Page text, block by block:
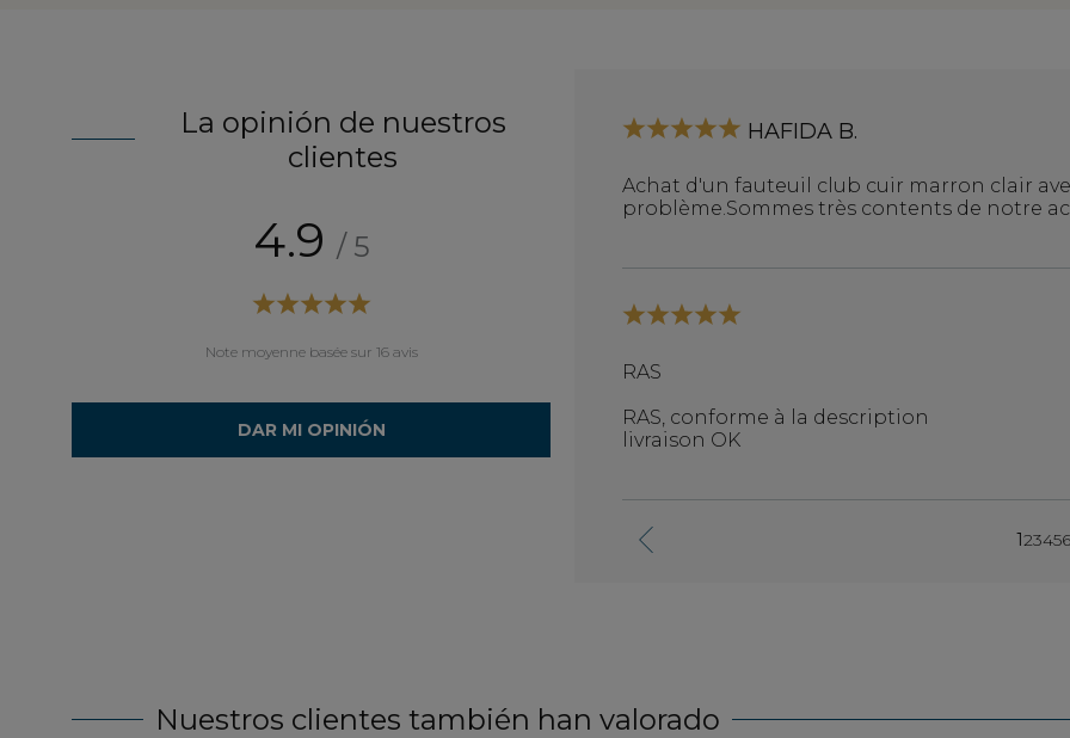
La opinión de nuestros
clientes
4.9 / 5
Note moyenne basée sur 16 avis
DAR MI OPINIÓN
mon salon. c'est réussi.
HAFIDA B.
Achat d'un fauteuil club cuir marron clair
problème.Sommes très contents de notre
RAS
RAS, conforme à la description
livraison OK
123456
Nuestros clientes también han valorado